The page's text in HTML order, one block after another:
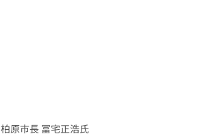
柏原市長 冨宅正浩氏